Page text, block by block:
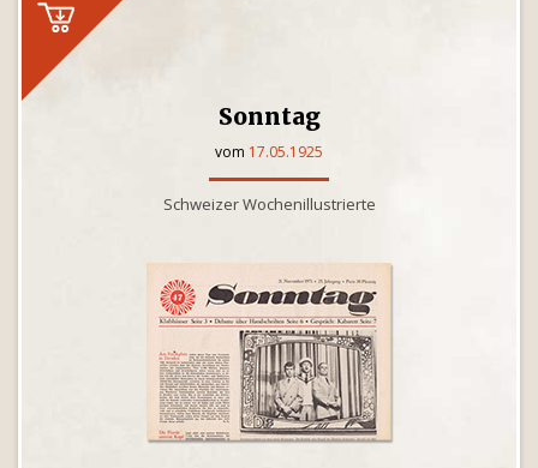
Sonntag
vom 17.05.1925
Schweizer Wochenillustrierte